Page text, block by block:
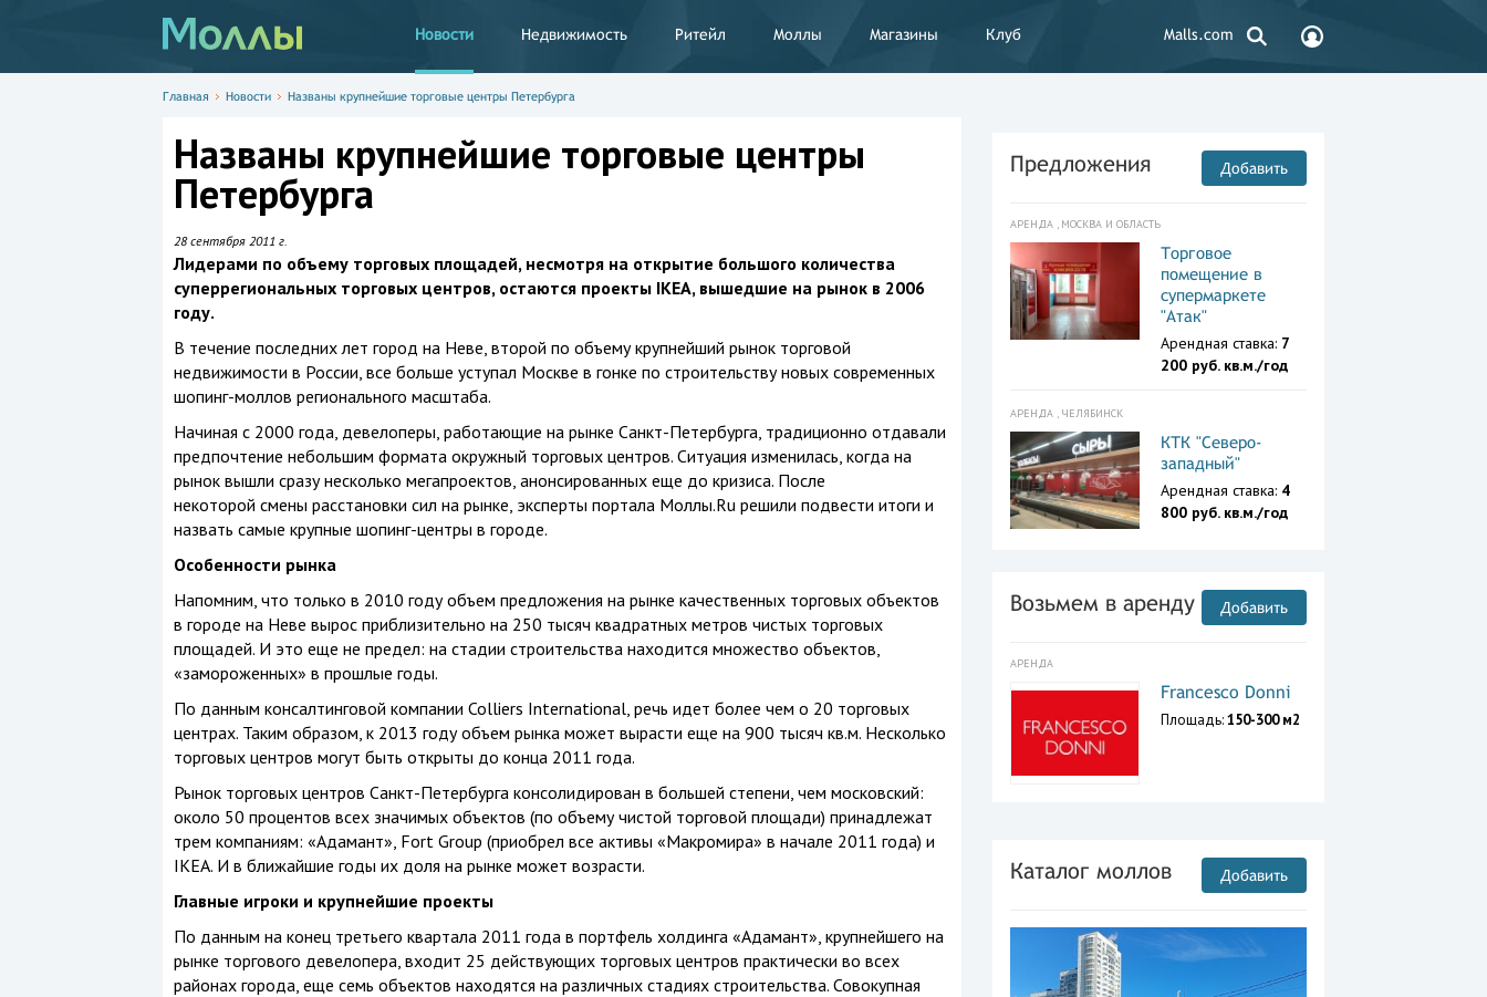
Новости Недвижимость Ритейл Моллы Магазины Клуб Malls.com
Главная Новости Названы крупнейшие торговые центры Петербурга
Названы крупнейшие торговые центры
Петербурга
28 сентября 2011 г.
Лидерами по объему торговых площадей, несмотря на открытие большого количества
суперрегиональных торговых центров, остаются проекты IKEA, вышедшие на рынок в 2006
году.
В течение последних лет город на Неве, второй по объему крупнейший рынок торговой
недвижимости в России, все больше уступал Москве в гонке по строительству новых современных
шопинг-моллов регионального масштаба.
Начиная с 2000 года, девелоперы, работающие на рынке Санкт-Петербурга, традиционно отдавали
предпочтение небольшим формата окружный торговых центров. Ситуация изменилась, когда на
рынок вышли сразу несколько мегапроектов, анонсированных еще до кризиса. После
некоторой смены расстановки сил на рынке, эксперты портала Моллы.Ru решили подвести итоги и
назвать самые крупные шопинг-центры в городе.
Особенности рынка
Напомним, что только в 2010 году объем предложения на рынке качественных торговых объектов
в городе на Неве вырос приблизительно на 250 тысяч квадратных метров чистых торговых
площадей. И это еще не предел: на стадии строительства находится множество объектов,
«замороженных» в прошлые годы.
По данным консалтинговой компании Colliers International, речь идет более чем о 20 торговых
центрах. Таким образом, к 2013 году объем рынка может вырасти еще на 900 тысяч кв.м. Несколько
торговых центров могут быть открыты до конца 2011 года.
Рынок торговых центров Санкт-Петербурга консолидирован в большей степени, чем московский:
около 50 процентов всех значимых объектов (по объему чистой торговой площади) принадлежат
трем компаниям: «Адамант», Fort Group (приобрел все активы «Макромира» в начале 2011 года) и
IKEA. И в ближайшие годы их доля на рынке может возрасти.
Главные игроки и крупнейшие проекты
По данным на конец третьего квартала 2011 года в портфель холдинга «Адамант», крупнейшего на
рынке торгового девелопера, входит 25 действующих торговых центров практически во всех
районах города, еще семь объектов находятся на различных стадиях строительства. Совокупная
Предложения Добавить
АРЕНДА , МОСКВА И ОБЛАСТЬ
Торговое
помещение в
супермаркете
"Атак"
Арендная ставка: 7
200 руб. кв.м./год
АРЕНДА , ЧЕЛЯБИНСК
КТК "Северо-
западный"
Арендная ставка: 4
800 руб. кв.м./год
Возьмем в аренду Добавить
АРЕНДА
Francesco Donni
Площадь:150-300 м2
Каталог моллов Добавить